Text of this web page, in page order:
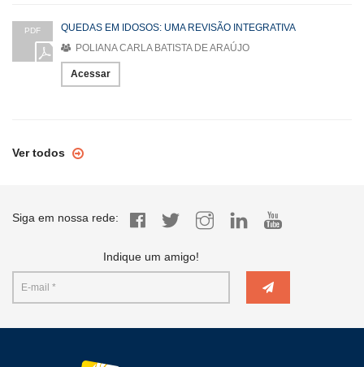
PDF
QUEDAS EM IDOSOS: UMA REVISÃO INTEGRATIVA
POLIANA CARLA BATISTA DE ARAÚJO
Acessar
Ver todos
Siga em nossa rede:
Indique um amigo!